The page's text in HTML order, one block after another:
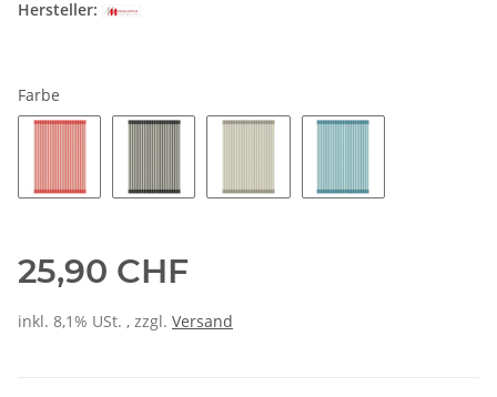
Hersteller:
Farbe
25,90 CHF
inkl. 8,1% USt. , zzgl. Versand